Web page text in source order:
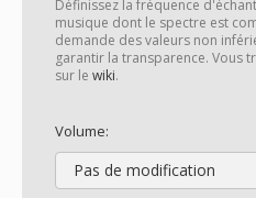
Définissez la fréquence
musique dont le spectre est
demande des valeurs non
garantir la transparence. Vous
sur le wiki.
Volume:
Pas de modification